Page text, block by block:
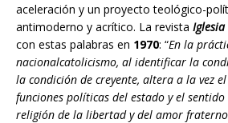
aceleración y un proyecto teológico-
antimoderno y acrítico. La revista Iglesia
con estas palabras en 1970: “En la
nacionalcatolicismo, al identificar la
la condición de creyente, altera a la vez
funciones políticas del estado y el
religión de la libertad y del amor fraterno